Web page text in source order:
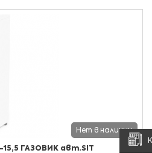
Нет в наличии
ГАЗОВИК авт.SIT